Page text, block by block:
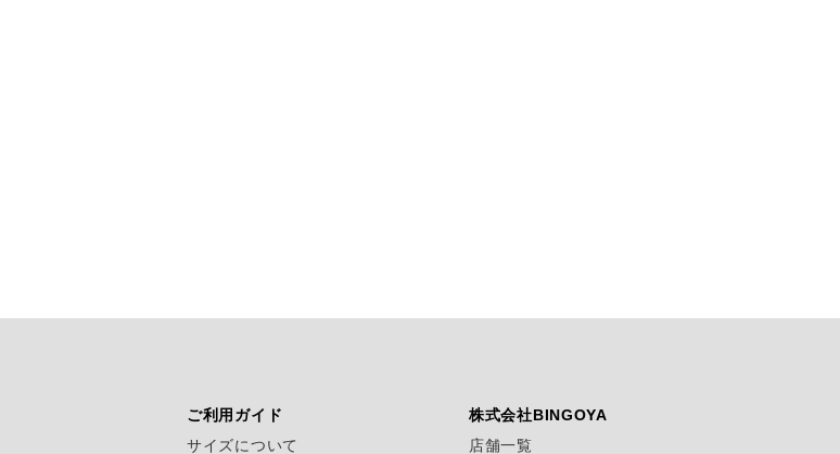
ご利用ガイド
サイズについて
株式会社BINGOYA
店舗一覧